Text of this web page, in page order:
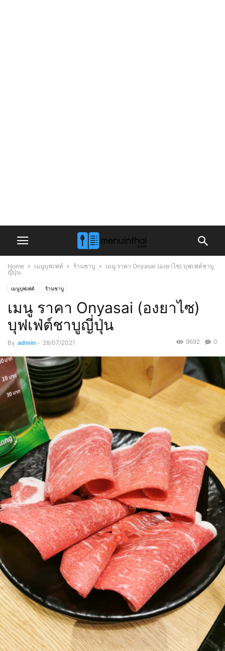
Home เมนูบุฟเฟต์ ร้านชาบู
เมนู ราคา Onyasai (องยาไซ) บุฟเฟ่ต์ชาบู
ญี่ปุ่น
เมนูบุฟเฟต์ ร้านชาบู
เมนู ราคา Onyasai (องยาไซ)
บุฟเฟ่ต์ชาบูญี่ปุ่น
By admin - 28/07/2021 0
9692